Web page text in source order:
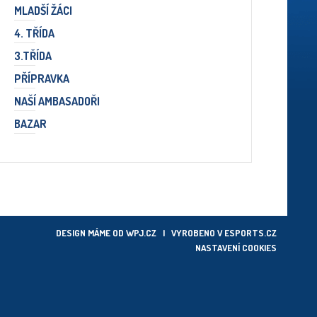
MLADŠÍ ŽÁCI
4. TŘÍDA
3.TŘÍDA
PŘÍPRAVKA
NAŠÍ AMBASADOŘI
BAZAR
DESIGN MÁME OD WPJ.CZ | VYROBENO VESPORTS.CZ
NASTAVENÍ COOKIES